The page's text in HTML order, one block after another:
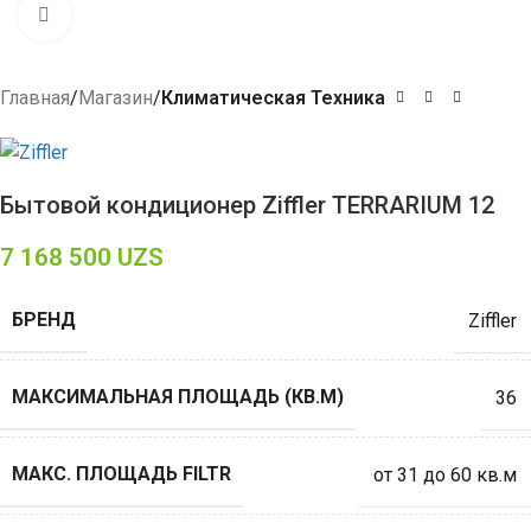
Главная Магазин Климатическая Техника
Бытовой кондиционер Ziffler TERRARIUM 12
7 168 500 UZS
БРЕНД Ziffler
МАКСИМАЛЬНАЯ ПЛОЩАДЬ (КВ.М) 36
МАКС. ПЛОЩАДЬ FILTR от 31 до 60 кв.м